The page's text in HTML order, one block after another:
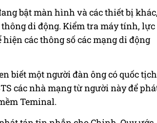
bật màn hình và các thiết bị khác,
di động. Kiểm tra máy tính, lực
các thông số các mạng di động
biết một người đàn ông có quốc tịch
các nhà mạng từ người này để
Teminal.